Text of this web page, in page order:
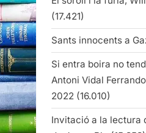
(17.421)
Sants innocents a
Si entra boira no
Antoni Vidal
2022 (16.010)
Invitació a la lectura